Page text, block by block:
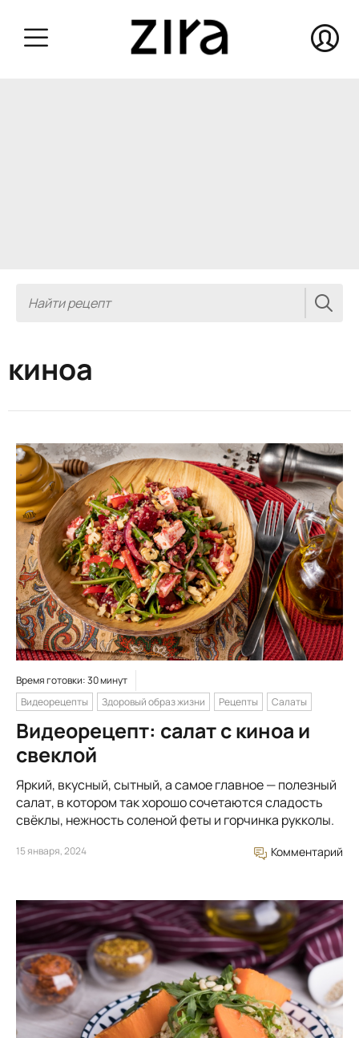
киноа
Время готовки: 30 минут
Видеорецепты
Здоровый образ жизни Рецепты Салаты
Видеорецепт: салат с киноа и
свеклой
Яркий, вкусный, сытный, а самое главное — полезный
салат, в котором так хорошо сочетаются сладость
свёклы, нежность соленой феты и горчинка рукколы.
15 января, 2024 Комментарий